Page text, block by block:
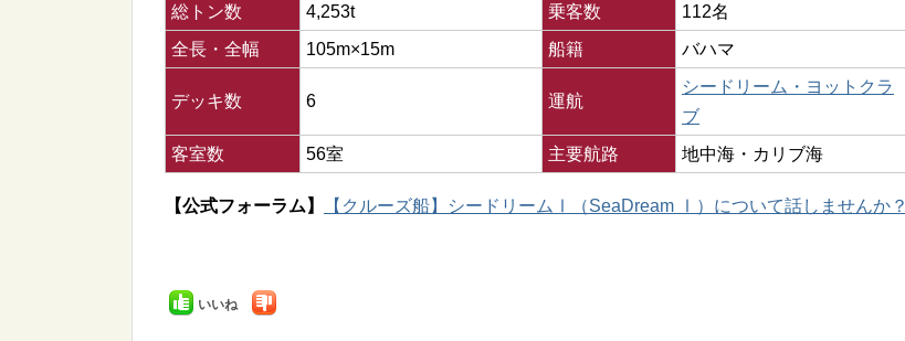
総トン数
4,253t 乗客数
112名
全長・全幅
105m×15m 船籍 バハマ
デッキ数 6 運航
シードリーム・ヨットクラ
ブ
客室数
56室 主要航路 地中海・カリブ海
【公式フォーラム】 【クルーズ船】シードリームⅠ（SeaDream Ⅰ）について話しませんか？
いいね